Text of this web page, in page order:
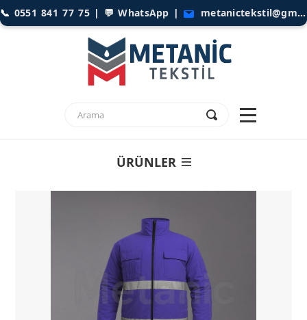
📞 0551 841 77 75| 💬WhatsApp | metanictekstil@gmail.com
ÜRÜNLER